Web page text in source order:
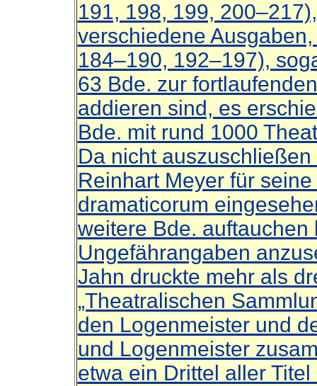
191, 198, 199,
verschiedene
184–190, 192–197),
63 Bde. zur
addieren sind, es
Bde. mit rund 1000
Da nicht
Reinhart Meyer für
dramaticorum
weitere Bde.
Ungefährangaben
Jahn druckte mehr als
„Theatralischen
den Logenmeister und
und Logenmeister
etwa ein Drittel aller Titel